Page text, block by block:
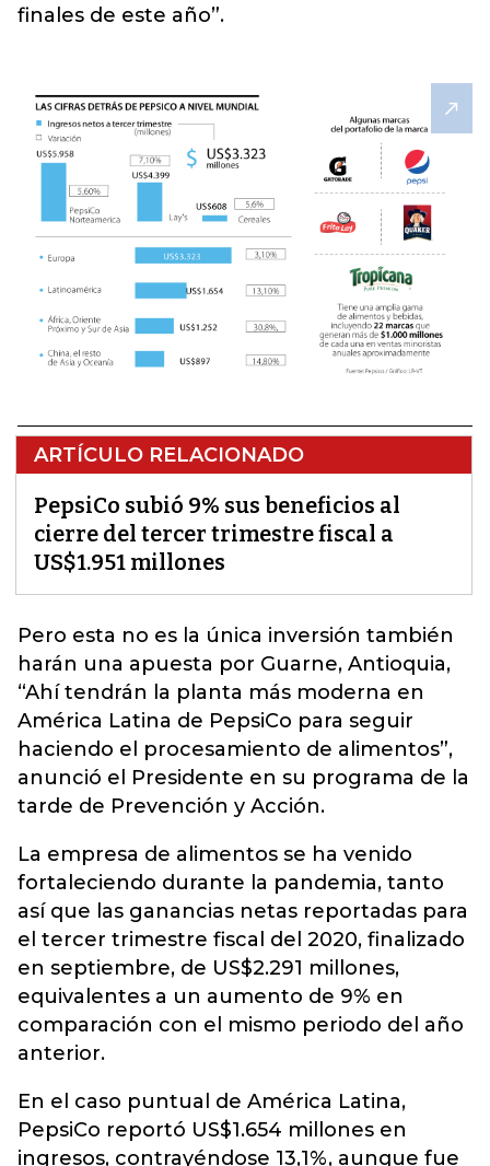
finales de este año”.
ARTÍCULO RELACIONADO
PepsiCo subió 9% sus beneficios al
cierre del tercer trimestre fiscal a
US$1.951 millones
Pero esta no es la única inversión también
harán una apuesta por Guarne, Antioquia,
“Ahí tendrán la planta más moderna en
América Latina de PepsiCo para seguir
haciendo el procesamiento de alimentos”,
anunció el Presidente en su programa de la
tarde de Prevención y Acción.
La empresa de alimentos se ha venido
fortaleciendo durante la pandemia, tanto
así que las ganancias netas reportadas para
el tercer trimestre fiscal del 2020, finalizado
en septiembre, de US$2.291 millones,
equivalentes a un aumento de 9% en
comparación con el mismo periodo del año
anterior.
En el caso puntual de América Latina,
PepsiCo reportó US$1.654 millones en
ingresos, contrayéndose 13,1%, aunque fue